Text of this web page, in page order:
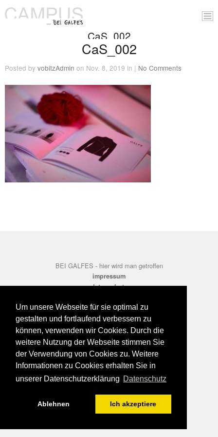
Um unsere Webseite für sie optimal zu
gestalten und fortlaufend verbessern zu
können, verwenden wir Cookies. Durch die
weitere Nutzung der Webseite stimmen Sie
der Verwendung von Cookies zu. Weitere
Informationen zu Cookies erhalten Sie in
unserer Datenschutzerklärung Datenschutz
Ablehnen Ich akzeptiere
CaS_002
CaS_002
Posted by vobitzAdmin on Nov. 8, 2019 in | No Comments
BEI GALFES - hier wird man getroffen
impressum
datenschutz